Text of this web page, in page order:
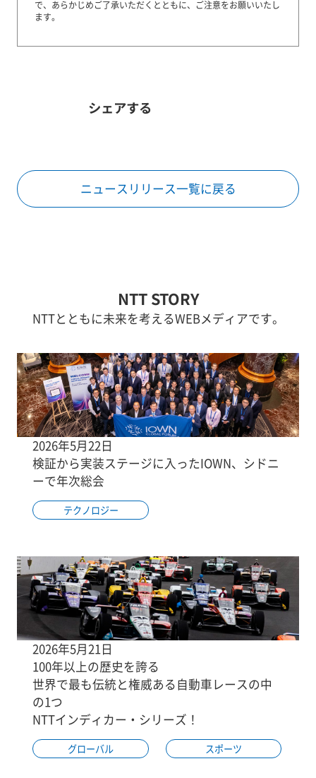
で、あらかじめご了承いただくとともに、ご注意をお願いいたし
ます。
シェアする
ニュースリリース一覧に戻る
NTT STORY
NTTとともに未来を考えるWEBメディアです。
2026年5月22日
検証から実装ステージに入ったIOWN、シドニ
ーで年次総会
テクノロジー
2026年5月21日
100年以上の歴史を誇る
世界で最も伝統と権威ある自動車レースの中
の1つ
NTTインディカー・シリーズ！
グローバル スポーツ